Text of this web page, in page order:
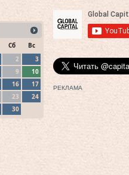
Сб
Вс
2
3
9
10
16
17
23
24
30
РЕКЛАМА